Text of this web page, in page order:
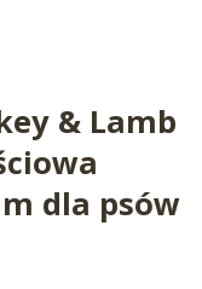
& Lamb
dla psów